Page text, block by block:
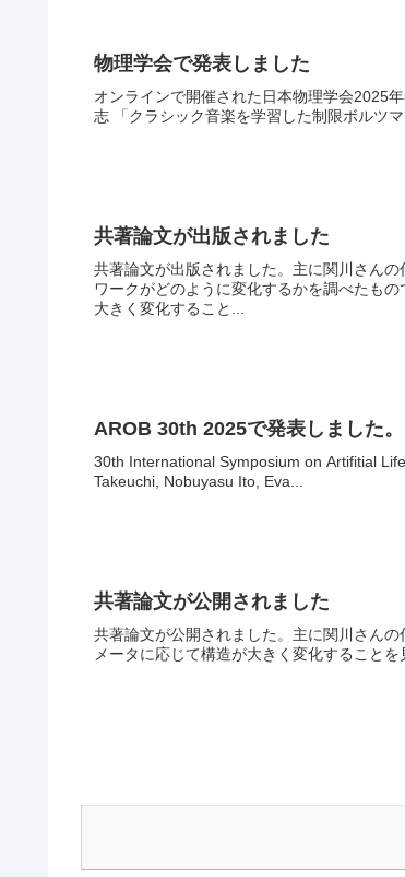
物理学会で発表しました
オンラインで開催された日本物理学会2025
志 「クラシック音楽を学習した制限ボルツ
共著論文が出版されました
共著論文が出版されました。主に関川さん
ワークがどのように変化するかを調べたも
大きく変化すること...
AROB 30th 2025で発表しました。
30th International Symposium on Artifitial
Takeuchi, Nobuyasu Ito, Eva...
共著論文が公開されました
共著論文が公開されました。主に関川さん
メータに応じて構造が大きく変化することを